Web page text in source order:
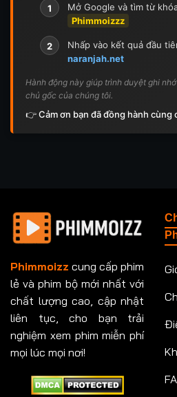
1 Mở Google và tìm từ
Phimmoizzz
2
Nhấp vào kết quả đầu
naranjah.net
Hành động này giúp trình duyệt ghi
chủ gốc của chúng tôi.
👉 Cảm ơn bạn đã đồng hành
Phimmoizz cung cấp phim
lẻ và phim bộ mới nhất với
chất lượng cao, cập nhật
liên tục, cho bạn trải
nghiệm xem phim miễn phí
mọi lúc mọi nơi!